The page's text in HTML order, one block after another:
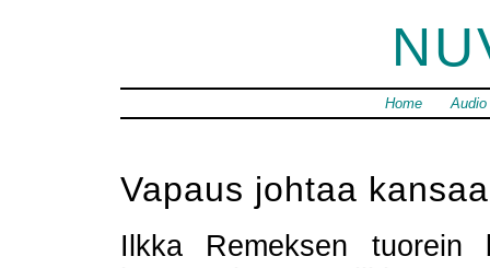
Home Audio
Vapaus johtaa kansaa
Ilkka Remeksen tuorein